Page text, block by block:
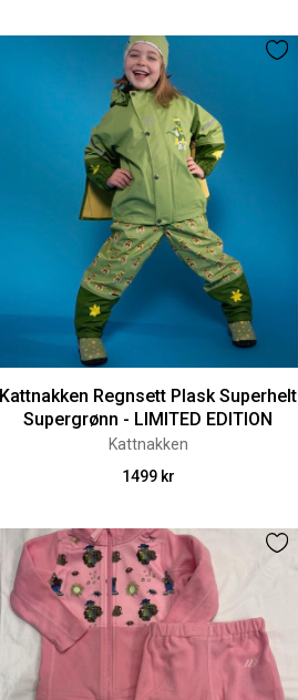
Kattnakken Regnsett Plask Superhelt
Supergrønn - LIMITED EDITION
Kattnakken
1499 kr